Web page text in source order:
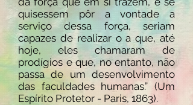
quisessem pôr a vontade a
serviço dessa força, seriam
capazes de realizar o a que, até
hoje, eles chamaram de
prodígios e que, no entanto, não
passa de um desenvolvimento
das faculdades humanas.” (Um
Espírito Protetor - Paris, 1863).